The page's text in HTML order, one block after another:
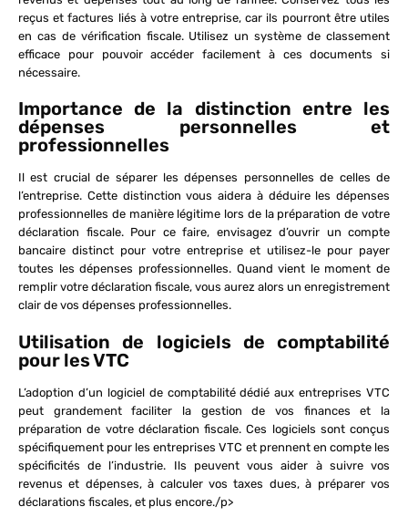
reçus et factures liés à votre entreprise, car ils pourront être utiles
en cas de vérification fiscale. Utilisez un système de classement
efficace pour pouvoir accéder facilement à ces documents si
nécessaire.
Importance de la distinction entre les
dépenses personnelles et
professionnelles
Il est crucial de séparer les dépenses personnelles de celles de
l’entreprise. Cette distinction vous aidera à déduire les dépenses
professionnelles de manière légitime lors de la préparation de votre
déclaration fiscale. Pour ce faire, envisagez d’ouvrir un compte
bancaire distinct pour votre entreprise et utilisez-le pour payer
toutes les dépenses professionnelles. Quand vient le moment de
remplir votre déclaration fiscale, vous aurez alors un enregistrement
clair de vos dépenses professionnelles.
Utilisation de logiciels de comptabilité
pour les VTC
L’adoption d’un logiciel de comptabilité dédié aux entreprises VTC
peut grandement faciliter la gestion de vos finances et la
préparation de votre déclaration fiscale. Ces logiciels sont conçus
spécifiquement pour les entreprises VTC et prennent en compte les
spécificités de l’industrie. Ils peuvent vous aider à suivre vos
revenus et dépenses, à calculer vos taxes dues, à préparer vos
déclarations fiscales, et plus encore./p>